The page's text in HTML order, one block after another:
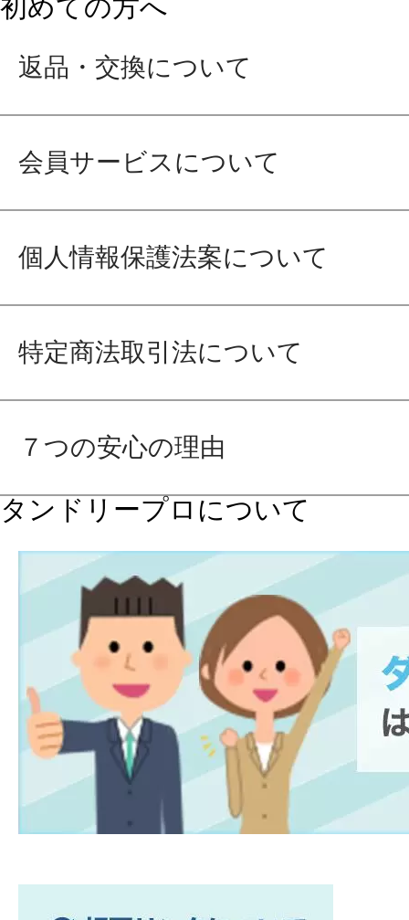
初めての方へ
返品・交換について
会員サービスについて
個人情報保護法案について
特定商法取引法について
７つの安心の理由
タンドリープロについて